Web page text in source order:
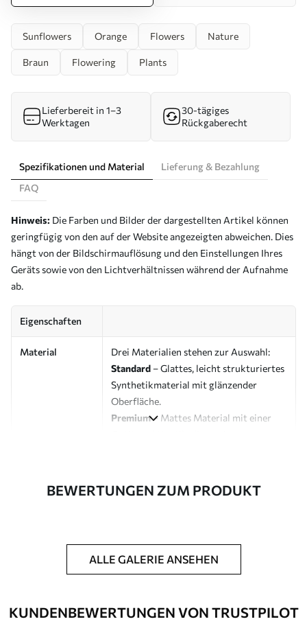
Sunflowers Orange Flowers Nature
Braun Flowering Plants
Lieferbereit in 1–3
Werktagen
30-tägiges
Rückgaberecht
Spezifikationen und Material
Lieferung & Bezahlung
FAQ
Hinweis: Die Farben und Bilder der dargestellten Artikel können
geringfügig von den auf der Website angezeigten abweichen. Dies
hängt von der Bildschirmauflösung und den Einstellungen Ihres
Geräts sowie von den Lichtverhältnissen während der Aufnahme
ab.
Eigenschaften
Material
Drei Materialien stehen zur Auswahl:
Standard – Glattes, leicht strukturiertes
Synthetikmaterial mit glänzender
Oberfläche.
Premium– Mattes Material mit einer
aus 100 % Baumwolle.
Artikelnummer s40882
Zusätzliche
Möglichkeit, einen Schutzlack
Bildes zu erhöhen.
BEWERTUNGEN ZUM PRODUKT
ALLE GALERIE ANSEHEN
KUNDENBEWERTUNGEN VON TRUSTPILOT